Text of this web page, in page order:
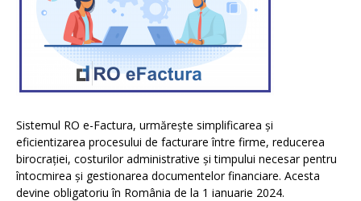
Sistemul RO e-Factura, urmărește simplificarea și
eficientizarea procesului de facturare între firme, reducerea
birocrației, costurilor administrative și timpului necesar pentru
întocmirea și gestionarea documentelor financiare. Acesta
devine obligatoriu în România de la 1 ianuarie 2024.